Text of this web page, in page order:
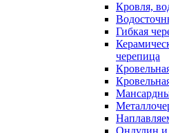
Кровля,
Гибкая
черепица
Ондулин